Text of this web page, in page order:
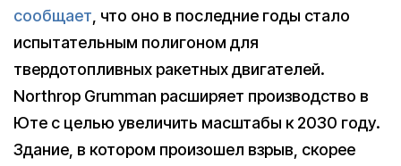
сообщает, что оно в последние годы стало
испытательным полигоном для
твердотопливных ракетных двигателей.
Northrop Grumman расширяет производство в
Юте с целью увеличить масштабы к 2030 году.
Здание, в котором произошел взрыв, скорее